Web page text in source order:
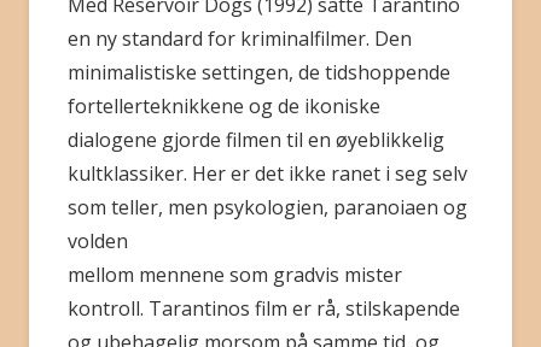
en ny standard for kriminalfilmer. Den
minimalistiske settingen, de tidshoppende
fortellerteknikkene og de ikoniske
dialogene gjorde filmen til en øyeblikkelig
kultklassiker. Her er det ikke ranet i seg selv
som teller, men psykologien, paranoiaen og
volden
mellom mennene som gradvis mister
kontroll. Tarantinos film er rå, stilskapende